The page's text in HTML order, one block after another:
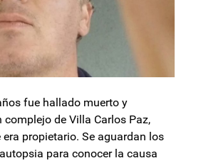
fue hallado muerto y
complejo de Villa Carlos Paz,
era propietario. Se aguardan los
para conocer la causa